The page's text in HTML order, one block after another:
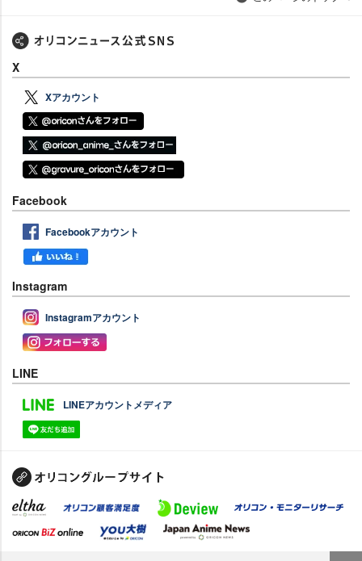
X
Xアカウント
Facebook
Facebookアカウント
Instagram
Instagramアカウント
LINE
LINEアカウントメディア